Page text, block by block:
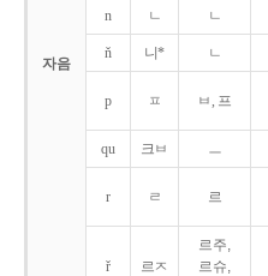
자음
n ㄴ ㄴ
ň 니* ㄴ
p ㅍ ㅂ, 프
qu 크ㅂ ㅡ
r ㄹ 르
ř 르ㅈ
르주,
르슈,